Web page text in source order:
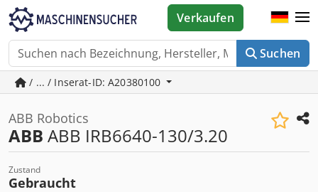
Suchen
Verkaufen
/ ... / Inserat-ID: A20380100
ABB Robotics
ABB ABB IRB6640-130/3.20
Zustand
Gebraucht